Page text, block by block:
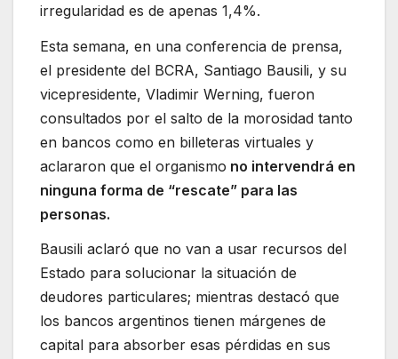
irregularidad es de apenas 1,4%.
Esta semana, en una conferencia de prensa,
el presidente del BCRA, Santiago Bausili, y su
vicepresidente, Vladimir Werning, fueron
consultados por el salto de la morosidad tanto
en bancos como en billeteras virtuales y
aclararon que el organismo no intervendrá en
ninguna forma de “rescate” para las
personas.
Bausili aclaró que no van a usar recursos del
Estado para solucionar la situación de
deudores particulares; mientras destacó que
los bancos argentinos tienen márgenes de
capital para absorber esas pérdidas en sus